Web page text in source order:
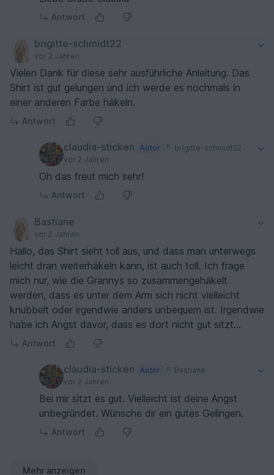
Antwort
brigitte-schmidt22
vor 2 Jahren
Vielen Dank für diese sehr ausführliche Anleitung. Das
Shirt ist gut gelungen und ich werde es nochmals in
einer anderen Farbe häkeln.
Antwort
claudia-sticken Autor
brigitte-schmidt22
vor 2 Jahren
Oh das freut mich sehr!
Antwort
Bastiane
vor 2 Jahren
Hallo, das Shirt sieht toll aus, und dass man unterwegs
leicht dran weiterhäkeln kann, ist auch toll. Ich frage
mich nur, wie die Grannys so zusammengehäkelt
werden, dass es unter dem Arm sich nicht vielleicht
knubbelt oder irgendwie anders unbequem ist. Irgendwie
habe ich Angst davor, dass es dort nicht gut sitzt...
Antwort
claudia-sticken Autor
Bastiane
vor 2 Jahren
Bei mir sitzt es gut. Vielleicht ist deine Angst
unbegründet. Wünsche dir ein gutes Gelingen.
Antwort
Mehr anzeigen